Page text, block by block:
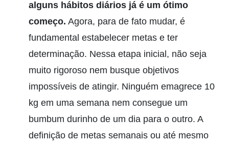
alguns hábitos diários já é um ótimo
começo. Agora, para de fato mudar, é
fundamental estabelecer metas e ter
determinação. Nessa etapa inicial, não seja
muito rigoroso nem busque objetivos
impossíveis de atingir. Ninguém emagrece 10
kg em uma semana nem consegue um
bumbum durinho de um dia para o outro. A
definição de metas semanais ou até mesmo